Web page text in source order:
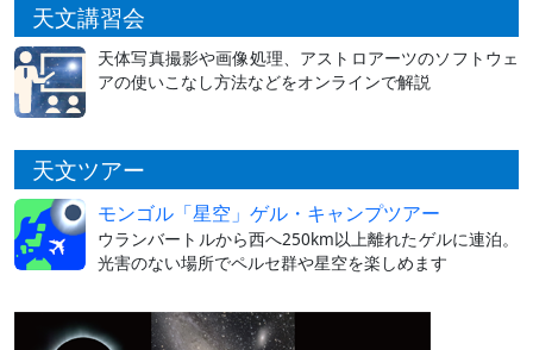
天文講習会
天体写真撮影や画像処理、アストロアーツのソフトウェ
アの使いこなし方法などをオンラインで解説
天文ツアー
モンゴル「星空」ゲル・キャンプツアー
ウランバートルから西へ250km以上離れたゲルに連泊。
光害のない場所でペルセ群や星空を楽しめます